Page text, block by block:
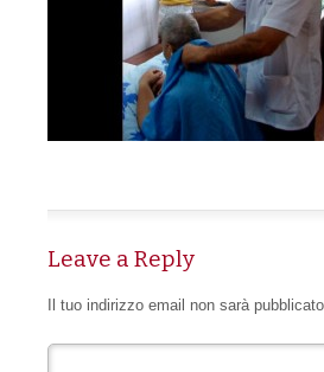
Leave a Reply
Il tuo indirizzo email non sarà